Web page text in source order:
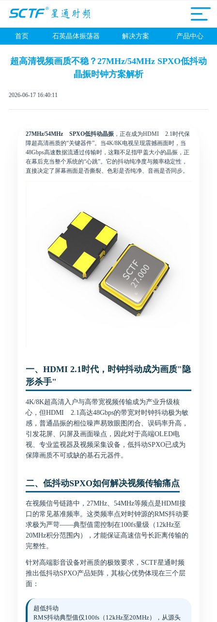
首页 石英晶体振荡器 解决方案 产品中心
超高清视频画质不稳？27MHz/54MHz SPXO低抖动
晶振时钟方案解析
2026-06-17 16:40:11
27MHz/54MHz SPXO低抖动晶振 ，正在成为HDMI 2.1时代保
障超高清画质的“关键器件”。当4K/8K电视呈现震撼画面时，当
48Gbps高速数据流通过传输时，这颗不足指甲盖大小的晶振，正
在幕后充当整个系统的“心跳”。它的抖动纯净度与频率稳定性，
直接决定了屏幕画面是否撕裂、色彩是否纯净、音画是否同步。
一、HDMI 2.1时代，时钟抖动成为画质"隐
形杀手"
4K/8K超高清入户与高带宽视频传输成为产业升级核
心，但HDMI 2.1高达48Gbps的带宽对时钟抖动极为敏
感，普通晶振的相位噪声易致眼图闭合、误码率升高，
引发花屏、闪屏及画面噪点，因此对于高端OLED电
视、专业监视器及视频采集设备，低抖动SPXO已成为
保障画质不可或缺的基石元器件。
二、低抖动SPXO如何解决视频传输痛点
在视频信号链路中，27MHz、54MHz等频点是HDMI接
口的常见基准频率。这类频率点对时钟源的RMS抖动要
求极为严苛——典型值需控制在100fs量级（12kHz至
20MHz积分范围内），才能保证高速信号长距离传输的
完整性。
针对高端影音设备对画质的极致要求，SCTF星通时频
推出低抖动SPXO产品矩阵，其核心优势体现在三个层
面：
超低抖动
RMS抖动典型值仅100fs（12kHz至20MHz），从源头